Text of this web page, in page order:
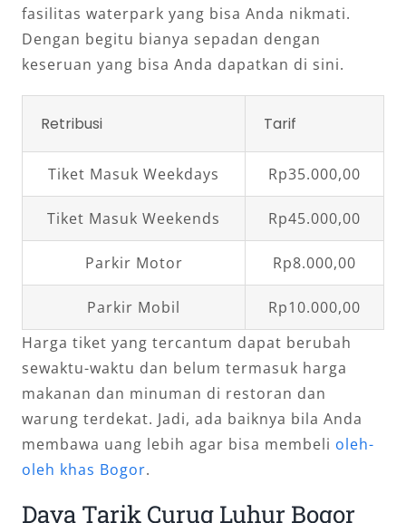
fasilitas waterpark yang bisa Anda nikmati.
Dengan begitu bianya sepadan dengan
keseruan yang bisa Anda dapatkan di sini.
Retribusi Tarif
Tiket Masuk Weekdays Rp35.000,00
Tiket Masuk Weekends Rp45.000,00
Parkir Motor Rp8.000,00
Parkir Mobil
Rp10.000,00
Harga tiket yang tercantum dapat berubah
sewaktu-waktu dan belum termasuk harga
makanan dan minuman di restoran dan
warung terdekat. Jadi, ada baiknya bila Anda
membawa uang lebih agar bisa membeli oleh-
oleh khas Bogor.
Daya Tarik Curug Luhur Bogor